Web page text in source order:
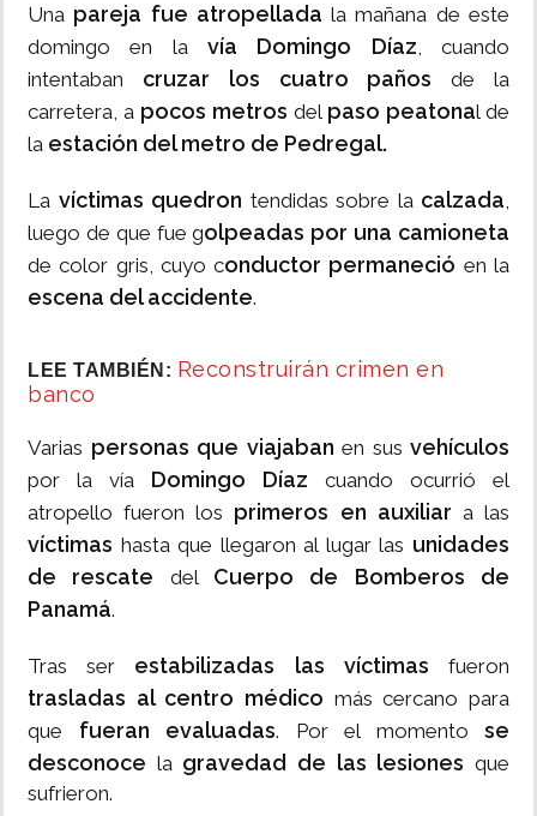
Una pareja fue atropellada la mañana de este
domingo en la vía Domingo Díaz, cuando
intentaban cruzar los cuatro paños de la
carretera, a pocos metros del paso peatonal de
la estación del metro de Pedregal.
La víctimas quedron tendidas sobre la calzada,
luego de que fue golpeadas por una camioneta
de color gris, cuyo conductor permaneció en la
escena del accidente.
LEE TAMBIÉN: Reconstruirán crimen en
banco
Varias personas que viajaban en sus vehículos
por la vía Domingo Díaz cuando ocurrió el
atropello fueron los primeros en auxiliar a las
víctimas hasta que llegaron al lugar las unidades
de rescate del Cuerpo de Bomberos de
Panamá.
Tras ser estabilizadas las víctimas fueron
trasladas al centro médico más cercano para
que fueran evaluadas. Por el momento se
desconoce la gravedad de las lesiones que
sufrieron.